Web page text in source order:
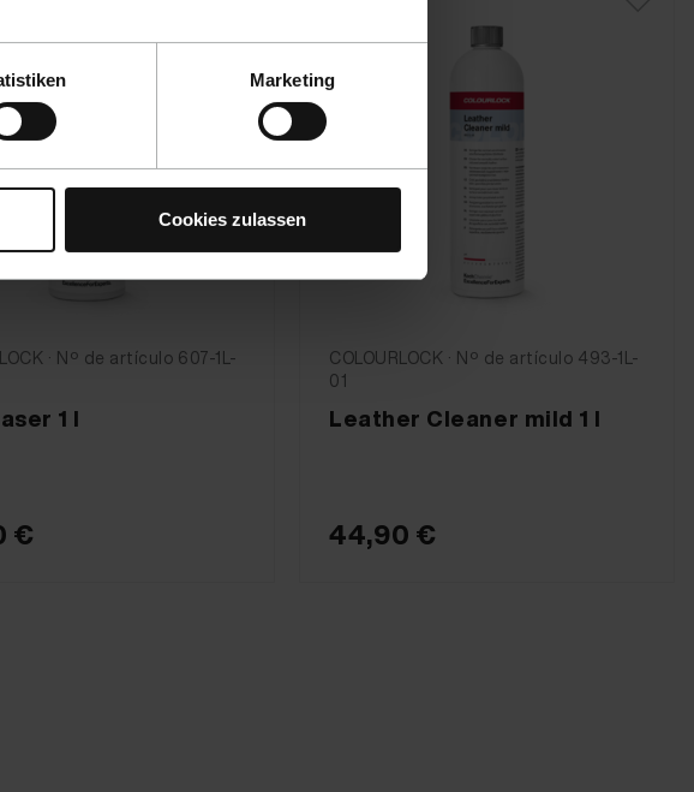
Marketing
Cookies zulassen
· Nº de artículo 607-1L-
1 l
€
COLOURLOCK · Nº de artículo 493-1L-
01
Leather Cleaner mild 1 l
44,90 €